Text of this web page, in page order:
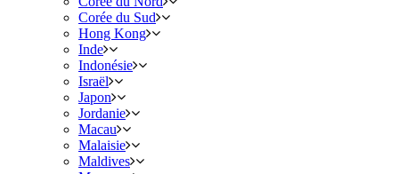
Corée du Sud
Hong Kong
Inde
Indonésie
Israël
Japon
Jordanie
Macau
Malaisie
Maldives